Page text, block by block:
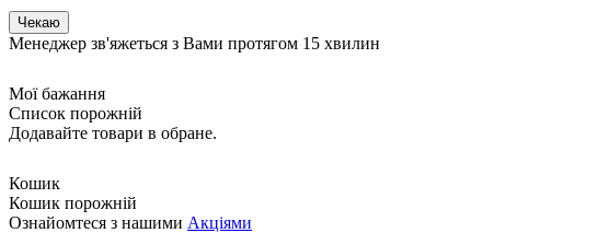
Менеджер зв'яжеться з Вами протягом 15 хвилин
Мої бажання
Список порожній
Додавайте товари в обране.
Кошик
Кошик порожній
Ознайомтеся з нашими Акціями